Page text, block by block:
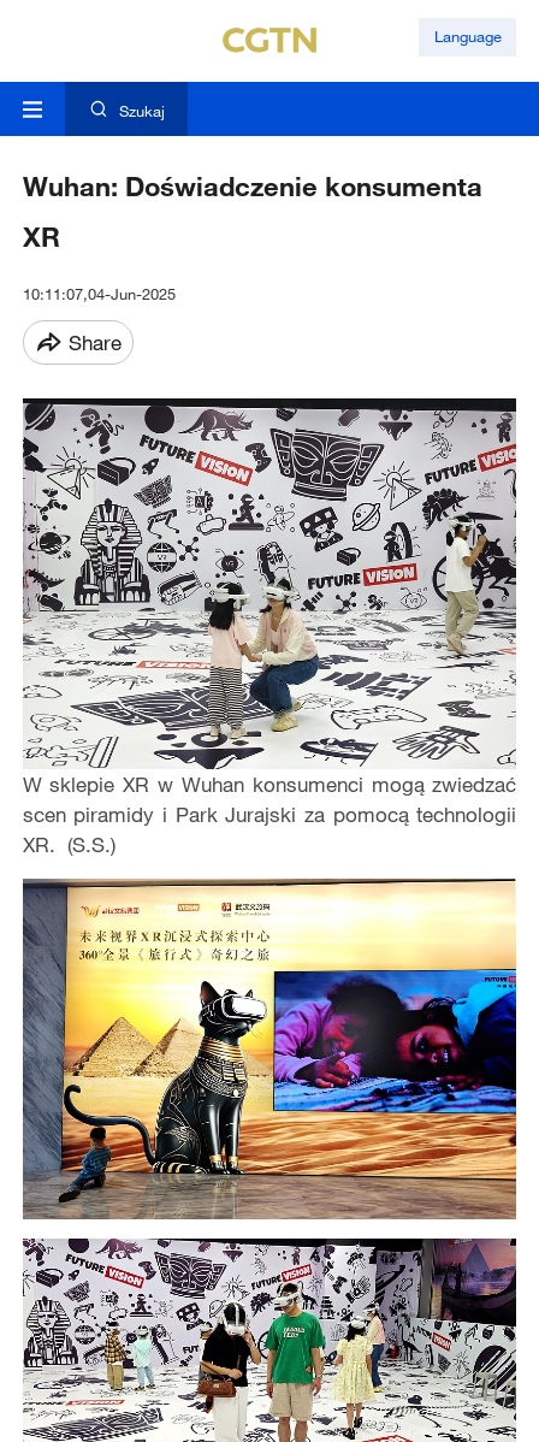
Language
Szukaj
Wuhan: Doświadczenie konsumenta
XR
10:11:07,04-Jun-2025
Share
W sklepie XR w Wuhan konsumenci mogą zwiedzać
scen piramidy i Park Jurajski za pomocą technologii
XR. (S.S.)